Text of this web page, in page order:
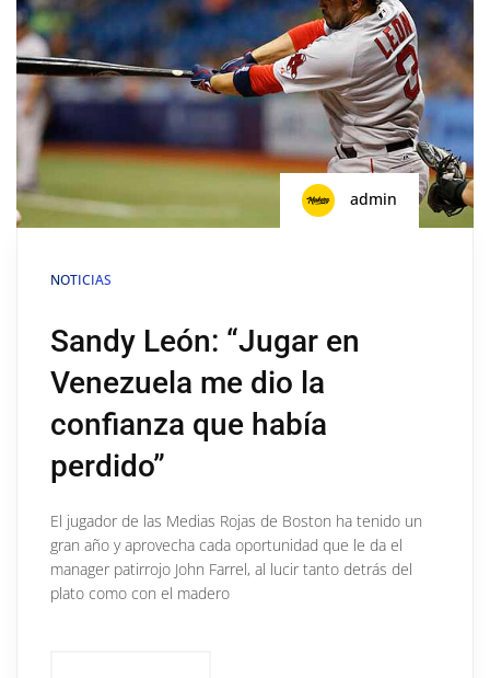
admin
NOTICIAS
Sandy León: “Jugar en
Venezuela me dio la
confianza que había
perdido”
El jugador de las Medias Rojas de Boston ha tenido un
gran año y aprovecha cada oportunidad que le da el
manager patirrojo John Farrel, al lucir tanto detrás del
plato como con el madero